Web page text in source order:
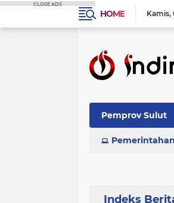
HOME Kamis
Pemprov Sulut
Nasional
Pemerintahan
CLOSE ADS